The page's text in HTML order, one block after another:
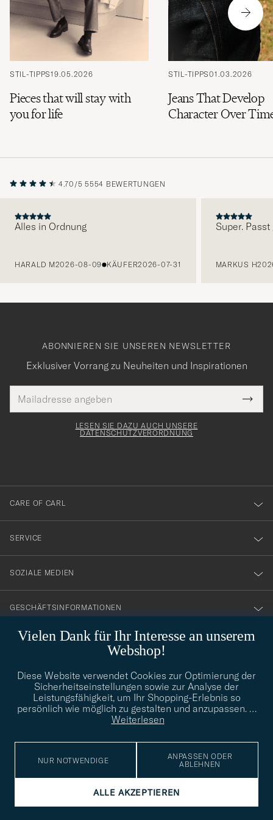
STIL-TIPPS19.05.2026
Pieces that will stay with
you for life
STIL-TIPPS01.03.2026
Jeans That Develop
Character Over
4.70/5 5554 BEWERTUNGEN
Alles in Ordnung
HARALD M2026-08-09 KÄUFER2026-07-31
Super. Passt
MARKUS H
Vielen Dank für Ihr Interesse an unserem
Webshop!
Diese Website verwendet Cookies zur Optimierung der
Sicherheitseinstellungen sowie zur Analyse der
Leistungsfähigkeit, um Ihr Shopping-Erlebnis so
persönlich wie möglich zu gestalten und anzupassen. …
Weiterlesen
NUR NOTWENDIGE
ANPASSEN ODER
ABLEHNEN
ALLE AKZEPTIEREN
ABONNIEREN SIE UNSEREN NEWSLETTER
Exklusiver Vorrang zu Neuheiten und Inspirationen
Mail
Adresse
Tack
för
dig
till
vårt
nyhetsbrev!
LESEN SIE DAZU AUCH UNSERE
DATENSCHUTZVERORDNUNG
CARE OF CARL
SERVICE
SOZIALE MEDIEN
GESCHÄFTSINFORMATIONEN
info@careofcarl.de
Benötigen Sie Hilfe bei der Suche nach Ihrem persönlichen Stil?
Wenden Sie sich an uns, wir helfen Ihnen gerne weiter!
STILBERATUNG